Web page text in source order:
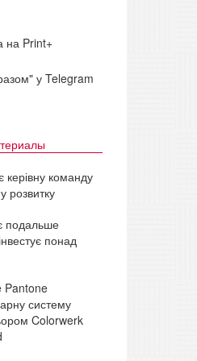
на Print+
у Telegram
команду
розвитку
подальше
понад
Pantone
систему
Colorwerk